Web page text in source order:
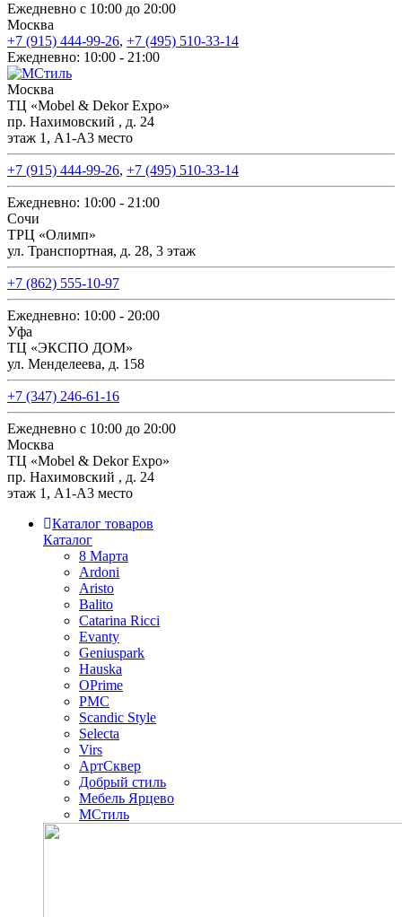
Ежедневно с 10:00 до 20:00
Москва
+7 (915) 444-99-26, +7 (495) 510-33-14
Ежедневно: 10:00 - 21:00
Москва
ТЦ «Mobel & Dekor Expo»
пр. Нахимовский , д. 24
этаж 1, А1-А3 место
+7 (915) 444-99-26, +7 (495) 510-33-14
Ежедневно: 10:00 - 21:00
Сочи
ТРЦ «Олимп»
ул. Транспортная, д. 28, 3 этаж
+7 (862) 555-10-97
Ежедневно: 10:00 - 20:00
Уфа
ТЦ «ЭКСПО ДОМ»
ул. Менделеева, д. 158
+7 (347) 246-61-16
Ежедневно с 10:00 до 20:00
Москва
ТЦ «Mobel & Dekor Expo»
пр. Нахимовский , д. 24
этаж 1, А1-А3 место
Каталог товаров
Каталог
8 Марта
Ardoni
Aristo
Balito
Catarina Ricci
Evanty
Geniuspark
Hauska
OPrime
PMC
Scandic Style
Selecta
Virs
АртСквер
Добрый стиль
Мебель Ярцево
МСтиль